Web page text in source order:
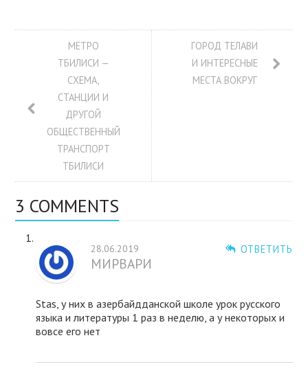
МЕТРО
ТБИЛИСИ —
СХЕМА,
СТАНЦИИ И
ДРУГОЙ
ОБЩЕСТВЕННЫЙ
ТРАНСПОРТ
ТБИЛИСИ
ГОРОД ТЕЛАВИ
И ИНТЕРЕСНЫЕ
МЕСТА ВОКРУГ
3 COMMENTS
ОТВЕТИТЬ
28.06.2019
МИРВАРИ
Stas, у них в азербайдданской школе урок русского
языка и литературы 1 раз в неделю, а у некоторых и
вовсе его нет